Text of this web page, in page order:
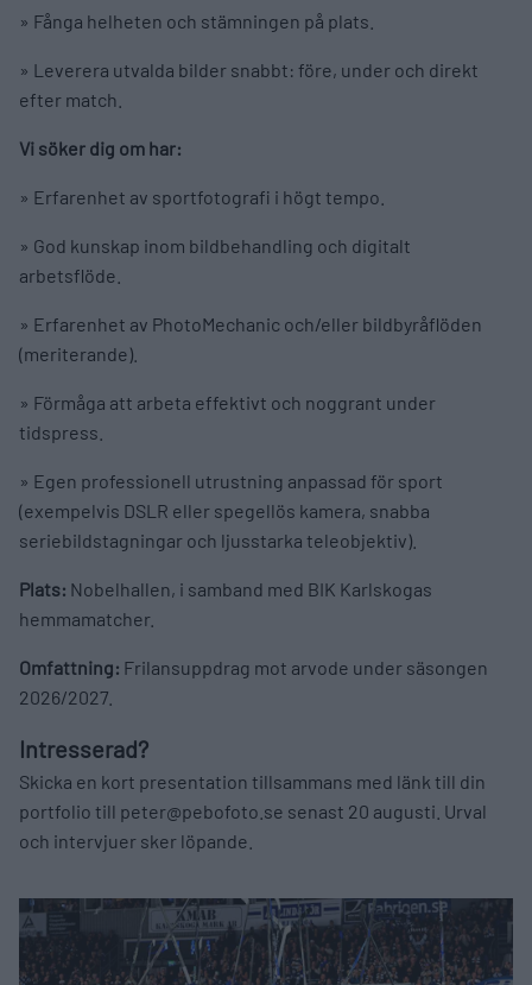
» Fånga helheten och stämningen på plats.
» Leverera utvalda bilder snabbt: före, under och direkt
efter match.
Vi söker dig om har:
» Erfarenhet av sportfotografi i högt tempo.
» God kunskap inom bildbehandling och digitalt
arbetsflöde.
» Erfarenhet av PhotoMechanic och/eller bildbyråflöden
(meriterande).
» Förmåga att arbeta effektivt och noggrant under
tidspress.
» Egen professionell utrustning anpassad för sport
(exempelvis DSLR eller spegellös kamera, snabba
seriebildstagningar och ljusstarka teleobjektiv).
Plats: Nobelhallen, i samband med BIK Karlskogas
hemmamatcher.
Omfattning: Frilansuppdrag mot arvode under säsongen
2026/2027.
Intresserad?
Skicka en kort presentation tillsammans med länk till din
portfolio till peter@pebofoto.se senast 20 augusti. Urval
och intervjuer sker löpande.